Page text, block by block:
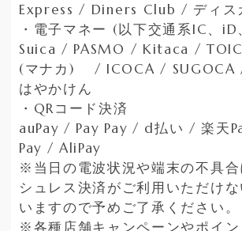
Express / Diners Club / ディス
・電子マネー (以下交通系IC、iD
Suica / PASMO / Kitaca /
(マナカ) / ICOCA /
はやかけん
・QRコード決済
auPay / Pay Pay / d払い / 楽天
Pay / AliPay
※当日の電波状況や端末の不具合
シュレス決済がご利用いただけ
いますので予めご了承ください。
※各種店舗キャンペーンやポイン